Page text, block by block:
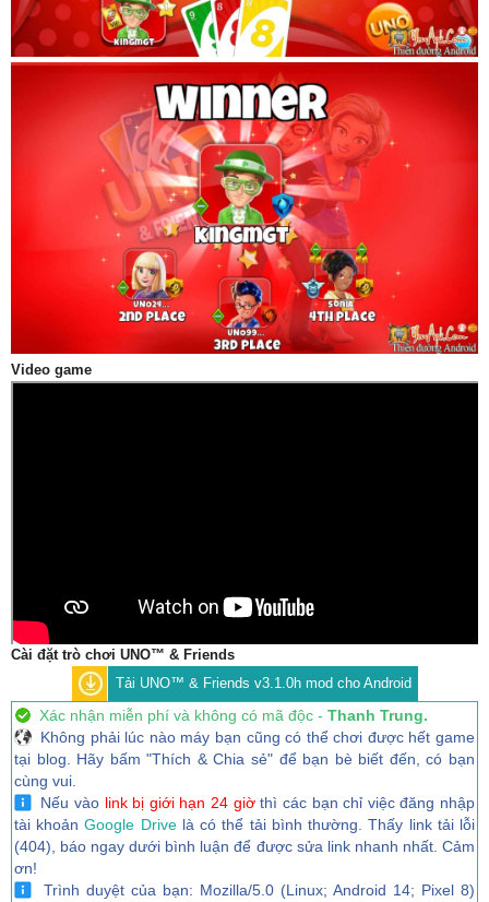
Video game
Cài đặt trò chơi UNO™ & Friends
Tải UNO™ & Friends v3.1.0h mod cho Android
Xác nhận miễn phí và không có mã độc - Thanh Trung.
Không phải lúc nào máy bạn cũng có thể chơi được hết game
tại blog. Hãy bấm "Thích & Chia sẻ" để bạn bè biết đến, có bạn
cùng vui.
Nếu vào link bị giới hạn 24 giờthì các bạn chỉ việc đăng nhập
tài khoảnGoogle Drivelà có thể tải bình thường. Thấy link tải lỗi
(404), báo ngay dưới bình luận để được sửa link nhanh nhất. Cảm
ơn!
Trình duyệt của bạn: Mozilla/5.0 (Linux; Android 14; Pixel 8)